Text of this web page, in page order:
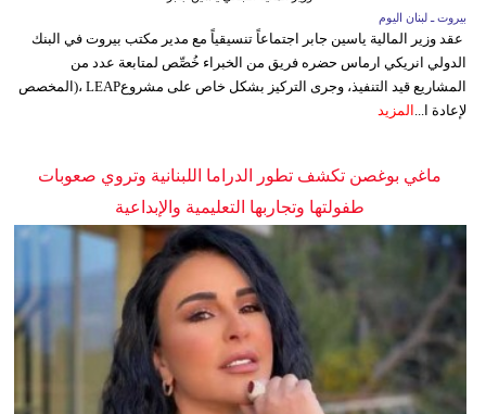
بيروت ـ لبنان اليوم
عقد وزير المالية ياسين جابر اجتماعاً تنسيقياً مع مدير مكتب بيروت في البنك
الدولي انريكي ارماس حضره فريق من الخبراء خُصِّص لمتابعة عدد من
المشاريع قيد التنفيذ، وجرى التركيز بشكل خاص على مشروعLEAP ،(المخصص
لإعادة ا...
المزيد
ماغي بوغصن تكشف تطور الدراما اللبنانية وتروي صعوبات
طفولتها وتجاربها التعليمية والإبداعية